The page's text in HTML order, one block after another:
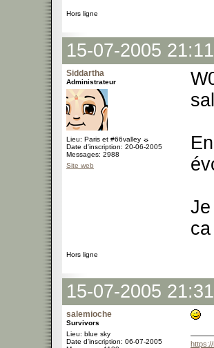
Hors ligne
15-07-2005
Siddartha
Administrateur
Lieu: Paris et #66valley ☼
Date d'inscription: 20-06-2005
Messages: 2988
Site web
Hors ligne
15-07-2005
salemioche
Survivors
Lieu: blue sky
Date d'inscription: 06-07-2005